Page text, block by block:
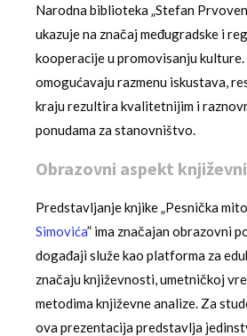
Narodna biblioteka „Stefan
ukazuje na značaj međugradske i
kooperacije u promovisanju
omogućavaju razmenu iskustava,
kraju rezultira kvalitetnijim i
ponudama za stanovništvo.
Obrazovni aspekt
Predstavljanje knjike „Pesnička
Simovića” ima značajan obrazovni
događaji služe kao platforma za
značaju književnosti, umetničkoj
metodima književne analize. Za
ova prezentacija predstavlja